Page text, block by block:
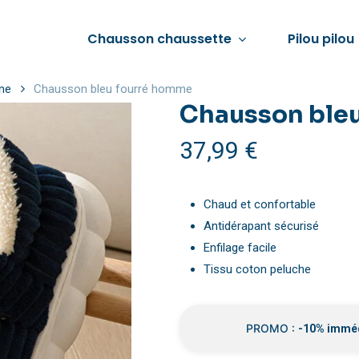
Chausson chaussette Pilou pilou
femme
pilou femme
femme
femme
Voir tout
Combinaison pilou pilou
Chaussette pilou pilou homme
Veste pilou pilou homme
Voir tout
Chausson femme hiver
Chausson fourré femme
Chausson chaud femme
Chausson d’été femme
Chaussons pilou pilou femme
Chausson bleu fourré homme
Chausson
37,99 €
Chaud et confortable
Antidérapant sécurisé
Enfilage facile
Tissu coton peluche
PROMO : -10%